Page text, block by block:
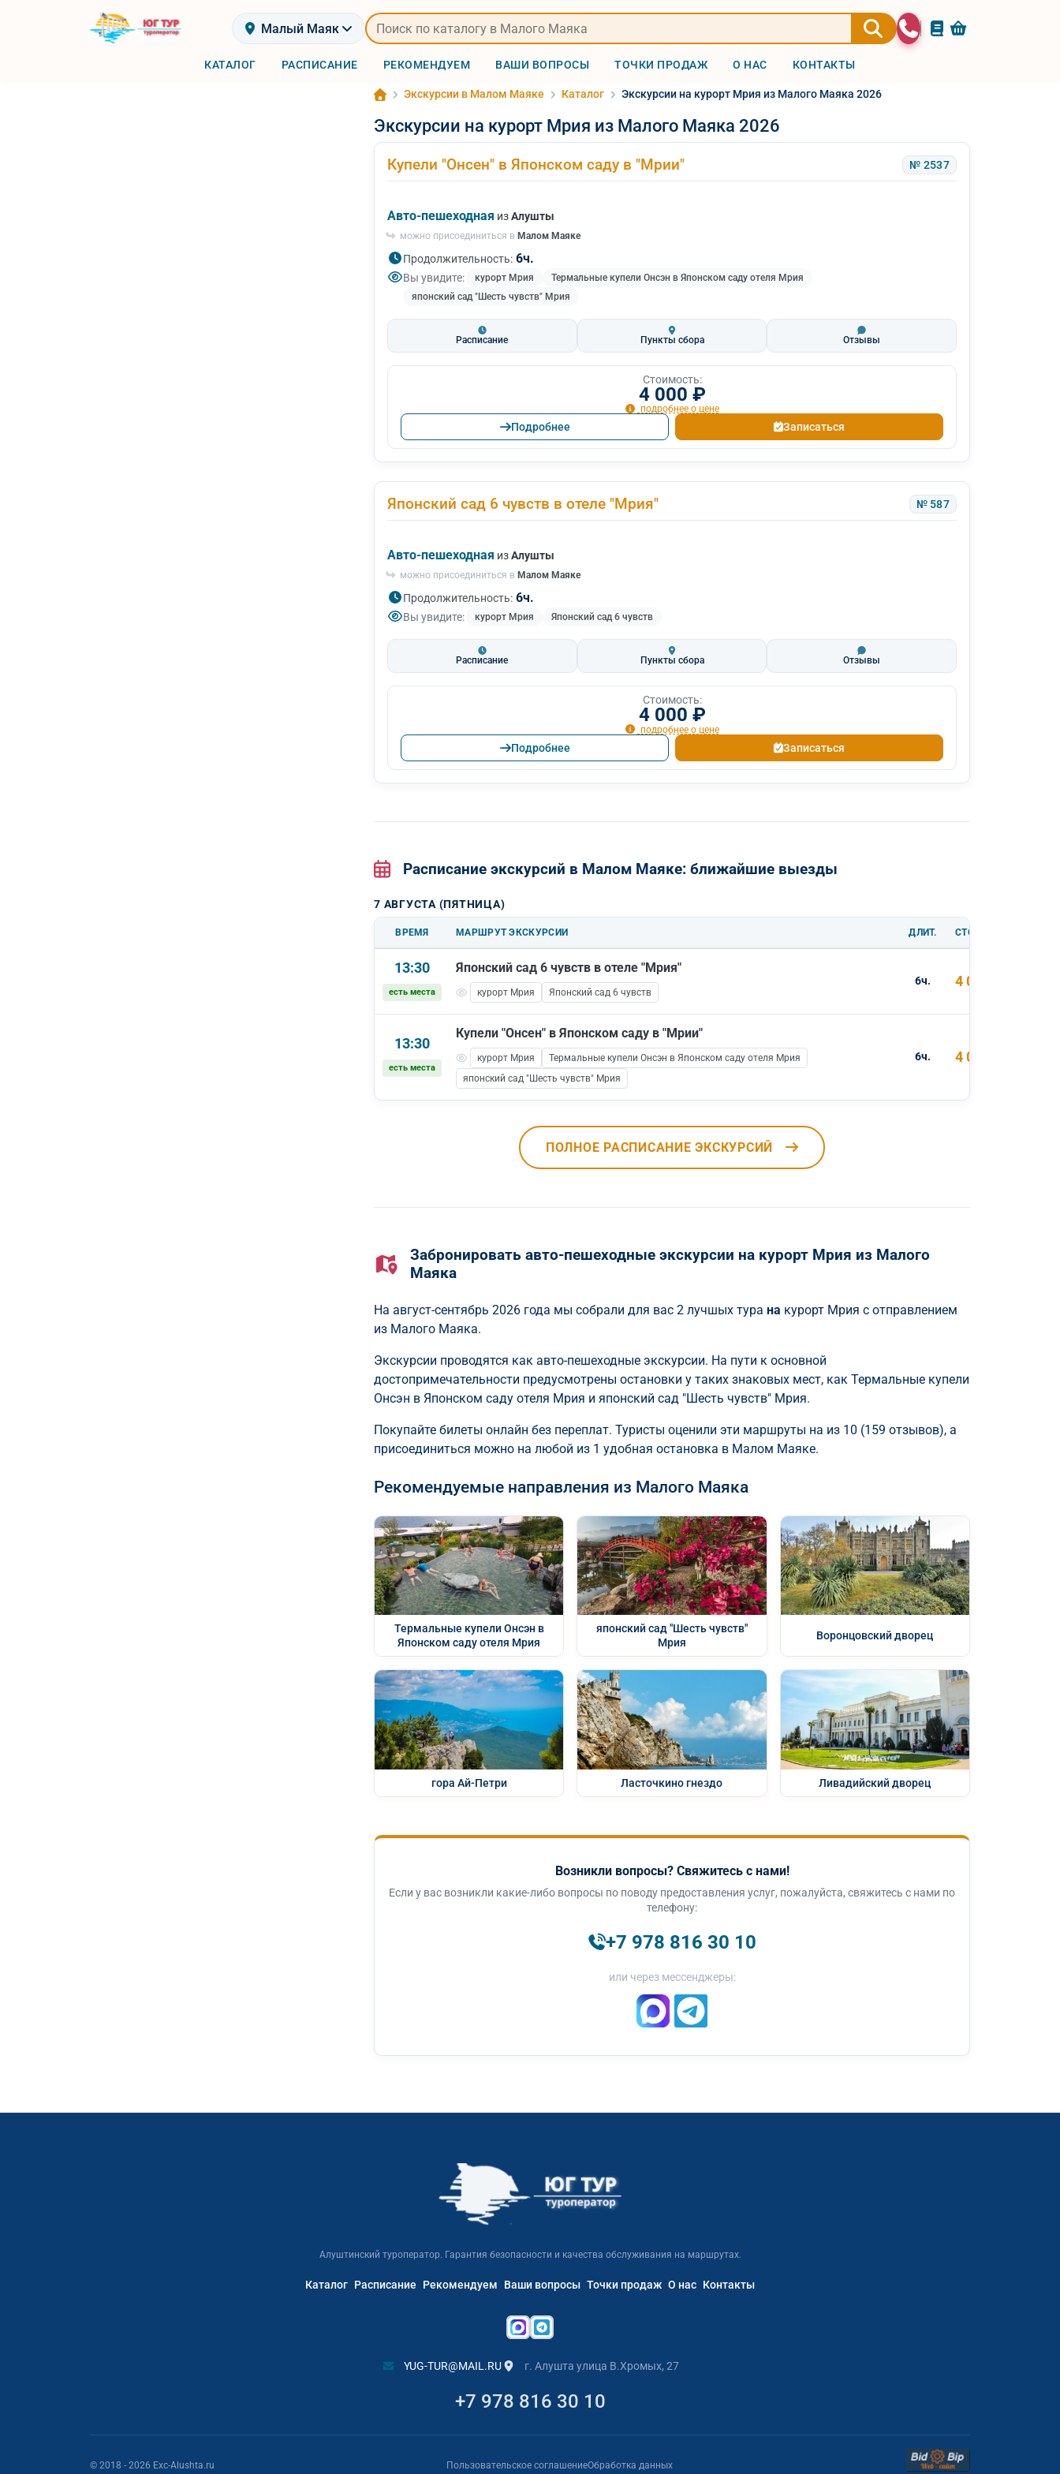
Малый Маяк
КАТАЛОГ РАСПИСАНИЕ РЕКОМЕНДУЕМ ВАШИ ВОПРОСЫ ТОЧКИ ПРОДАЖ О НАС КОНТАКТЫ
Экскурсии в Малом Маяке Каталог Экскурсии на курорт Мрия из Малого Маяка 2026
Экскурсии на курорт Мрия из Малого Маяка 2026
Купели "Онсен" в Японском саду в "Мрии" № 2537
Авто-пешеходная изАлушты
можно присоединиться в Малом Маяке
Продолжительность: 6ч.
Вы увидите: курорт Мрия
Термальные купели Онсэн в Японском саду отеля Мрия
японский сад "Шесть чувств" Мрия
Расписание Пункты сбора Отзывы
Стоимость:
4 000 ₽
подробнее о цене
Подробнее Записаться
Японский сад 6 чувств в отеле "Мрия" № 587
Авто-пешеходная изАлушты
можно присоединиться в Малом Маяке
Продолжительность: 6ч.
Вы увидите: курорт Мрия Японский сад 6 чувств
Расписание Пункты сбора Отзывы
Стоимость:
4 000 ₽
подробнее о цене
Подробнее Записаться
Расписание экскурсий в Малом Маяке: ближайшие выезды
7 АВГУСТА (ПЯТНИЦА)
ВРЕМЯ МАРШРУТ ЭКСКУРСИИ ДЛИТ. СТОИМОСТЬ
13:30
есть места
Японский сад 6 чувств в отеле "Мрия"
курорт Мрия Японский сад 6 чувств
6ч. 4 000 ₽
13:30
есть места
Купели "Онсен" в Японском саду в "Мрии"
курорт Мрия
Термальные купели Онсэн в Японском саду отеля Мрия
японский сад "Шесть чувств" Мрия
6ч. 4 000 ₽
ПОЛНОЕ РАСПИСАНИЕ ЭКСКУРСИЙ
Забронировать авто-пешеходные экскурсии на курорт Мрия из Малого
Маяка
На август-сентябрь 2026 года мы собрали для вас 2 лучшых тура на курорт Мрия с отправлением
из Малого Маяка.
Экскурсии проводятся как авто-пешеходные экскурсии. На пути к основной
достопримечательности предусмотрены остановки у таких знаковых мест, как Термальные купели
Онсэн в Японском саду отеля Мрия и японский сад "Шесть чувств" Мрия.
Покупайте билеты онлайн без переплат. Туристы оценили эти маршруты на из 10 (159 отзывов), а
присоединиться можно на любой из 1 удобная остановка в Малом Маяке.
Рекомендуемые направления из Малого Маяка
Термальные купели Онсэн в
Японском саду отеля Мрия
японский сад "Шесть чувств"
Мрия
Воронцовский дворец
гора Ай-Петри Ласточкино гнездо Ливадийский дворец
Возникли вопросы? Свяжитесь с нами!
Если у вас возникли какие-либо вопросы по поводу предоставления услуг, пожалуйста, свяжитесь с нами по
телефону:
+7 978 816 30 10
или через мессенджеры:
Алуштинский туроператор. Гарантия безопасности и качества обслуживания на маршрутах.
Каталог Расписание Рекомендуем Ваши вопросы Точки продаж О нас Контакты
YUG-TUR@MAIL.RU г. Алушта улица В.Хромых, 27
+7 978 816 30 10
© 2018 - 2026 Exc-Alushta.ru Пользовательское соглашениеОбработка данных